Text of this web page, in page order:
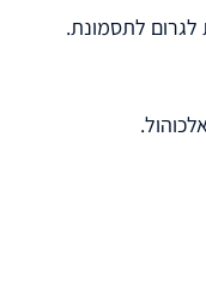
לגרום לתסמונת.